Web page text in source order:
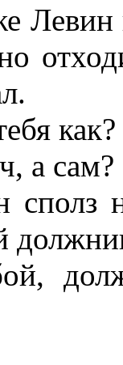
Левин
как?
а сам?